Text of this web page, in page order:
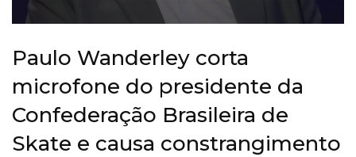
Paulo Wanderley corta
microfone do presidente da
Confederação Brasileira de
Skate e causa constrangimento